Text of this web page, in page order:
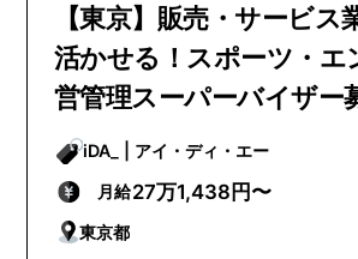
【東京】販売・サービス
活かせる！スポーツ・エ
営管理スーパーバイザー
iDA_ | アイ・ディ・エー
月給27万1,438円〜
東京都